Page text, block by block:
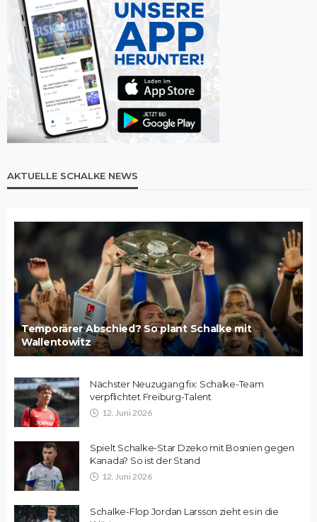
AKTUELLE SCHALKE NEWS
Temporärer Abschied? So plant Schalke mit
Wallentowitz
Nächster Neuzugang fix: Schalke-Team
verpflichtet Freiburg-Talent
12. Juni 2026
Spielt Schalke-Star Dzeko mit Bosnien gegen
Kanada? So ist der Stand
12. Juni 2026
Schalke-Flop Jordan Larsson zieht es in die